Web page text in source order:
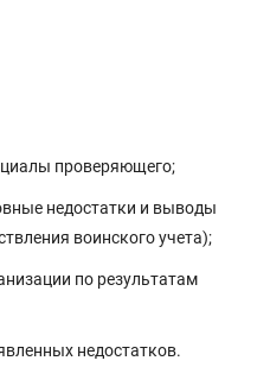
проверяющего;
недостатки и выводы
воинского учета);
по результатам
недостатков.